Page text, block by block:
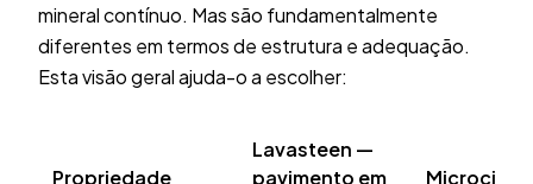
mineral contínuo. Mas são fundamentalmente
diferentes em termos de estrutura e adequação.
Esta visão geral ajuda-o a escolher:
Propriedade
Lavasteen —
pavimento em